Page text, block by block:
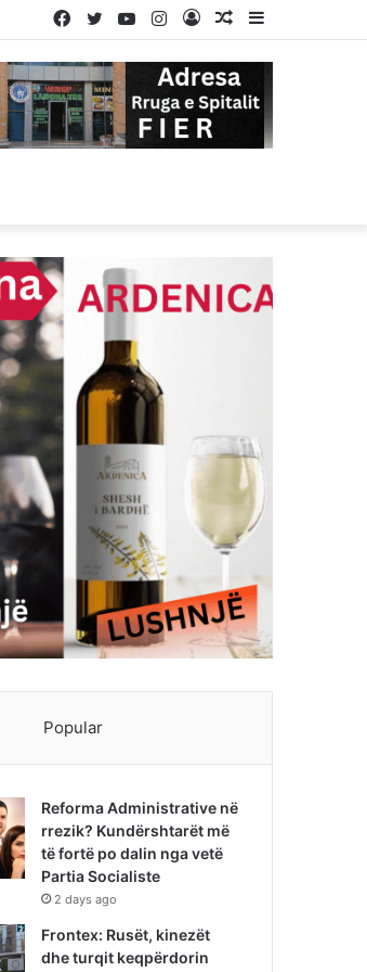
Sidebar
Random
Log
Instagram
YouTube
Twitter
Facebook
Popular
Reforma Administrative në
rrezik? Kundërshtarët më
të fortë po dalin nga vetë
Partia Socialiste
2 days ago
Frontex: Rusët, kinezët
dhe turqit keqpërdorin